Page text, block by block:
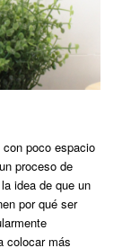
poco espacio
proceso de
idea de que un
por qué ser
colocar más